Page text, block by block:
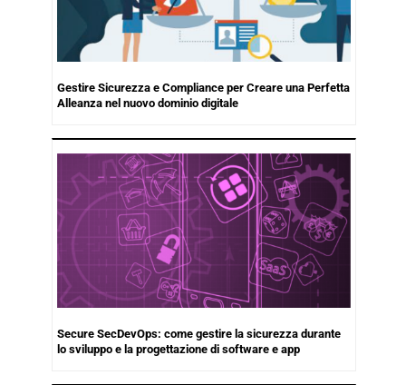
Gestire Sicurezza e Compliance per Creare una Perfetta
Alleanza nel nuovo dominio digitale
Secure SecDevOps: come gestire la sicurezza durante
lo sviluppo e la progettazione di software e app